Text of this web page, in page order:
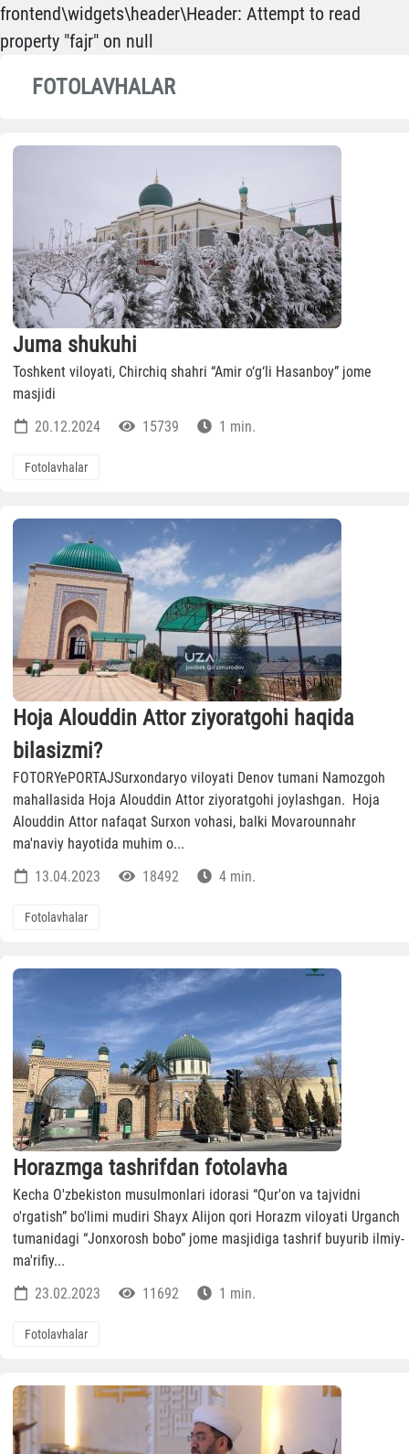
frontend\widgets\header\Header: Attempt to read
property "fajr" on null
FOTOLAVHALAR
Juma shukuhi
Toshkent viloyati, Chirchiq shahri “Amir o‘g‘li Hasanboy” jome
masjidi
20.12.2024
15739 1 min.
Fotolavhalar
Hoja Alouddin Attor ziyoratgohi haqida
bilasizmi?
FOTORYePORTAJSurxondaryo viloyati Denov tumani Namozgoh
mahallasida Hoja Alouddin Attor ziyoratgohi joylashgan. Hoja
Alouddin Attor nafaqat Surxon vohasi, balki Movarounnahr
ma'naviy hayotida muhim o...
13.04.2023
18492 4 min.
Fotolavhalar
Horazmga tashrifdan fotolavha
Kecha O'zbekiston musulmonlari idorasi “Qur'on va tajvidni
o'rgatish” bo'limi mudiri Shayx Alijon qori Horazm viloyati Urganch
tumanidagi “Jonxorosh bobo” jome masjidiga tashrif buyurib ilmiy-
ma'rifiy...
23.02.2023
11692 1 min.
Fotolavhalar